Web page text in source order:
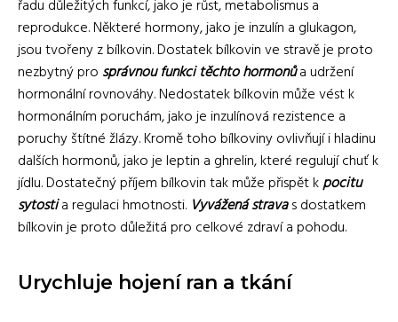
řadu důležitých funkcí, jako je růst, metabolismus a
reprodukce. Některé hormony, jako je inzulín a glukagon,
jsou tvořeny z bílkovin. Dostatek bílkovin ve stravě je proto
nezbytný pro správnou funkci těchto hormonůa udržení
hormonální rovnováhy. Nedostatek bílkovin může vést k
hormonálním poruchám, jako je inzulínová rezistence a
poruchy štítné žlázy. Kromě toho bílkoviny ovlivňují i ​​hladinu
dalších hormonů, jako je leptin a ghrelin, které regulují chuť k
jídlu. Dostatečný příjem bílkovin tak může přispět kpocitu
sytostia regulaci hmotnosti. Vyvážená stravas dostatkem
bílkovin je proto důležitá pro celkové zdraví a pohodu.
Urychluje hojení ran a tkání